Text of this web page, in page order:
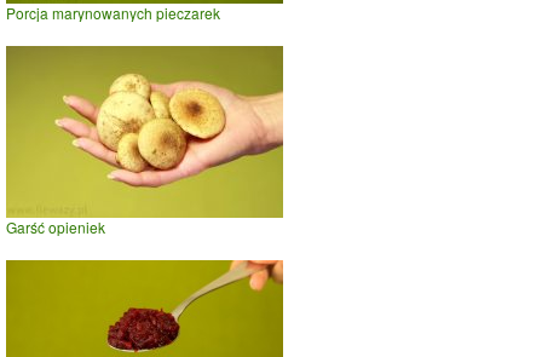
Porcja marynowanych pieczarek
Garść opieniek